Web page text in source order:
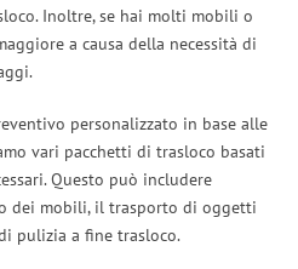
Inoltre, se hai molti mobili o
a causa della necessità di
personalizzato in base alle
vari pacchetti di trasloco basati
Questo può includere
dei mobili, il trasporto di oggetti
pulizia a fine trasloco.